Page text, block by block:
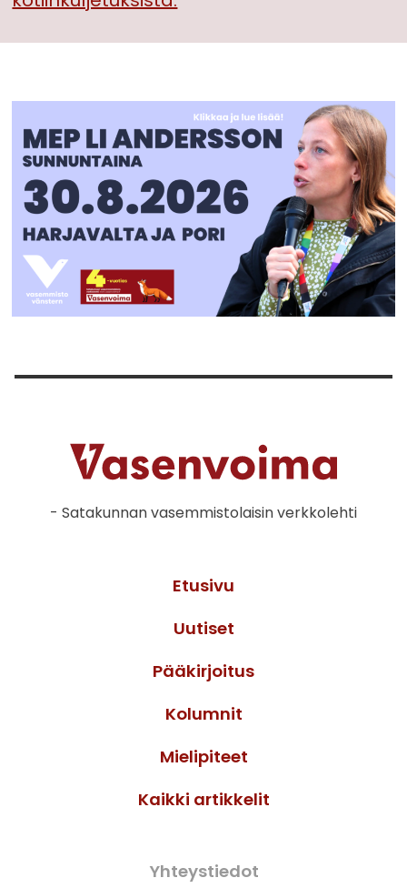
- Satakunnan vasemmistolaisin verkkolehti
Etusivu
Uutiset
Pääkirjoitus
Kolumnit
Mielipiteet
Kaikki artikkelit
Yhteystiedot